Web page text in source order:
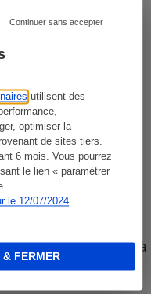
utilisent des
optimiser la
de sites tiers.
6 mois. Vous pourrez
le lien « paramétrer
le 12/07/2024
Continuer sans accepter
& FERMER
propose le
géolocalisés
sur l’ensemble
produits de
sont comparés à